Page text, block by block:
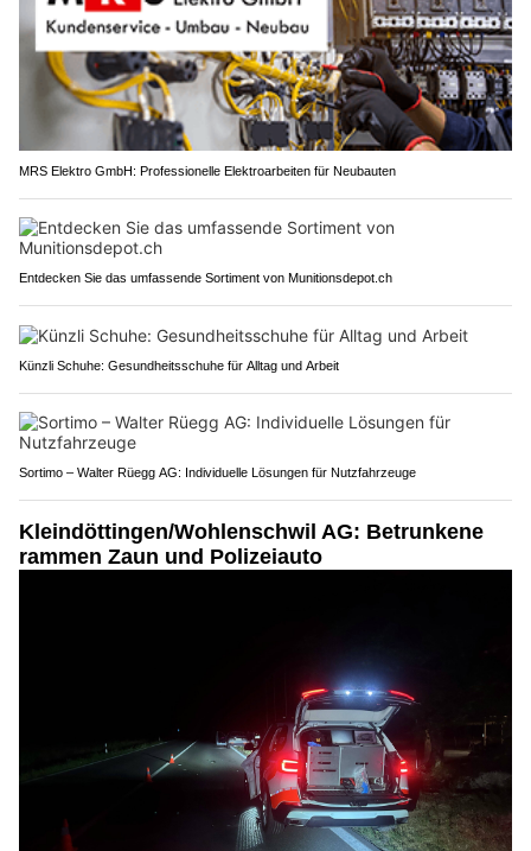
MRS Elektro GmbH: Professionelle Elektroarbeiten für Neubauten
Entdecken Sie das umfassende Sortiment von Munitionsdepot.ch
Künzli Schuhe: Gesundheitsschuhe für Alltag und Arbeit
Sortimo – Walter Rüegg AG: Individuelle Lösungen für Nutzfahrzeuge
Kleindöttingen/Wohlenschwil AG: Betrunkene
rammen Zaun und Polizeiauto